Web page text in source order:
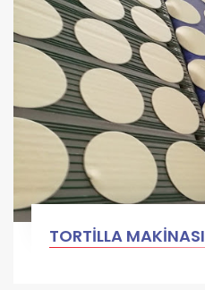
TORTİLLA MAKİNASI